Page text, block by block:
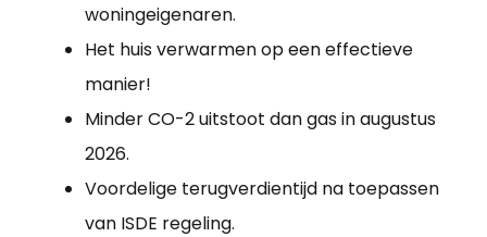
woningeigenaren.
Het huis verwarmen op een effectieve
manier!
Minder CO-2 uitstoot dan gas in augustus
2026.
Voordelige terugverdientijd na toepassen
van ISDE regeling.